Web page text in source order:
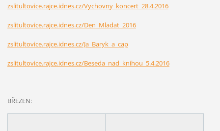
zslitultovice.rajce.idnes.cz/Vychovny_koncert_28.4.2016
zslitultovice.rajce.idnes.cz/Den_Mladat_2016
zslitultovice.rajce.idnes.cz/Ja_Baryk_a_cap
zslitultovice.rajce.idnes.cz/Beseda_nad_knihou_5.4.2016
BŘEZEN: